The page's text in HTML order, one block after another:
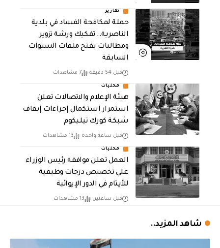
تقارير
حملة لمكافحة الفساد في بلدية
الناصرية.. تفكيك ورشة تزوير
ومطالبات بفتح ملفات السنوات
السابقة
قبل 54 دقيقة 7 مشاهدات
محليات
هيئة الإعلام والاتصالات تعلن
استمرار استكمال إجراءات إيقاف
شبكة كورك تيليكوم
قبل ساعة واحدة 13 مشاهدات
محليات
العمل تعلن موافقة رئيس الوزراء
على تخصيص درجات وظيفية
للأيتام في الدور الإيوائية
قبل ساعتين 13 مشاهدات
شاهد المزيد..